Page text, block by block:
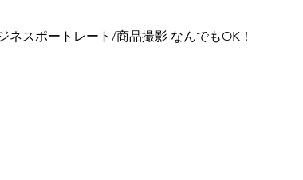
ネスポートレート/商品撮影 なんでもOK！